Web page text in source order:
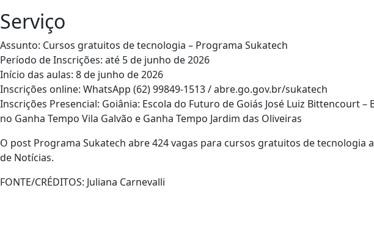
Serviço
Assunto: Cursos gratuitos de tecnologia – Programa Sukatech
Período de Inscrições: até 5 de junho de 2026
Início das aulas: 8 de junho de 2026
Inscrições online: WhatsApp (62) 99849-1513 / abre.go.gov.br/sukatech
Inscrições Presencial: Goiânia: Escola do Futuro de Goiás José Luiz Bittencourt –
no Ganha Tempo Vila Galvão e Ganha Tempo Jardim das Oliveiras
O post Programa Sukatech abre 424 vagas para cursos gratuitos de tecnologia
de Notícias.
FONTE/CRÉDITOS: Juliana Carnevalli